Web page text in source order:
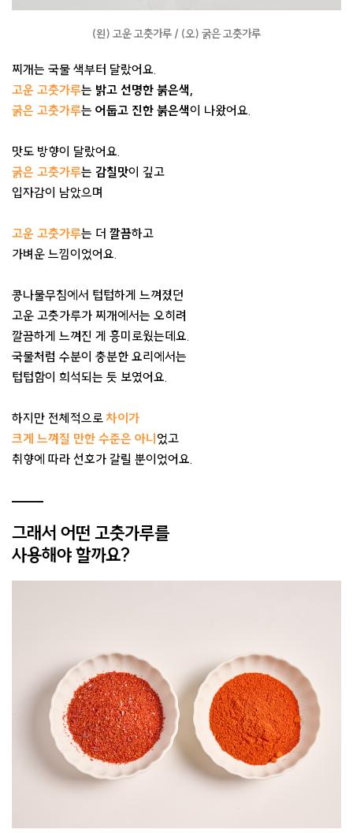
(왼) 고운 고춧가루 / (오) 굵은 고춧가루
찌개는 국물 색부터 달랐어요.
고운 고춧가루는 밝고 선명한 붉은색,
굵은 고춧가루는 어둡고 진한 붉은색이 나왔어요.
맛도 방향이 달랐어요.
굵은 고춧가루는 감칠맛이 깊고
입자감이 남았으며
고운 고춧가루는 더 깔끔하고
가벼운 느낌이었어요.
콩나물무침에서 텁텁하게 느껴졌던
고운 고춧가루가 찌개에서는 오히려
깔끔하게 느껴진 게 흥미로웠는데요.
국물처럼 수분이 충분한 요리에서는
텁텁함이 희석되는 듯 보였어요.
하지만 전체적으로 차이가
크게 느껴질 만한 수준은 아니 었고
취향에 따라 선호가 갈릴 뿐이었어요.
그래서 어떤 고춧가루를
사용해야 할까요?